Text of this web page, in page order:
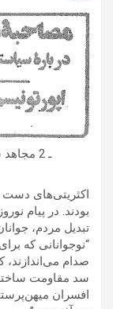
ـ 2 مجاهد شماره ۱۱۴ سه شنبه ۲۶ اسفند ۱۳۵۹
اکثریتی‌های
بودند. در پیام
تبدیل مردم،
“نوجوانانی که
صدام
سد مقاومت
افسران